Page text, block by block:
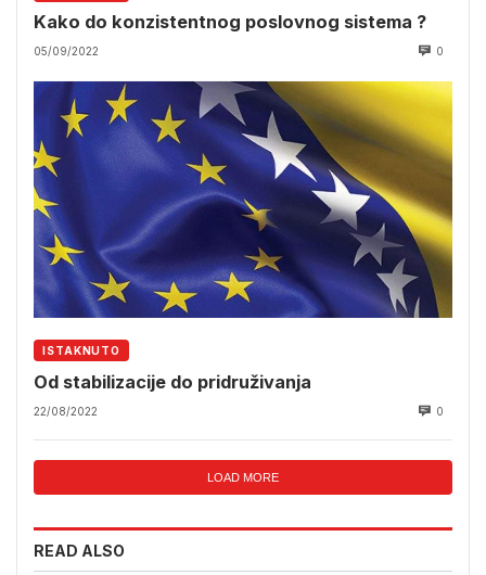
Kako do konzistentnog poslovnog sistema ?
05/09/2022 0
ISTAKNUTO
Od stabilizacije do pridruživanja
22/08/2022 0
LOAD MORE
READ ALSO